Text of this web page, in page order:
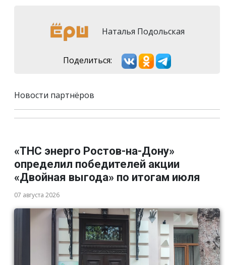
Наталья Подольская
Поделиться:
Новости партнёров
«ТНС энерго Ростов-на-Дону»
определил победителей акции
«Двойная выгода» по итогам июля
07 августа 2026